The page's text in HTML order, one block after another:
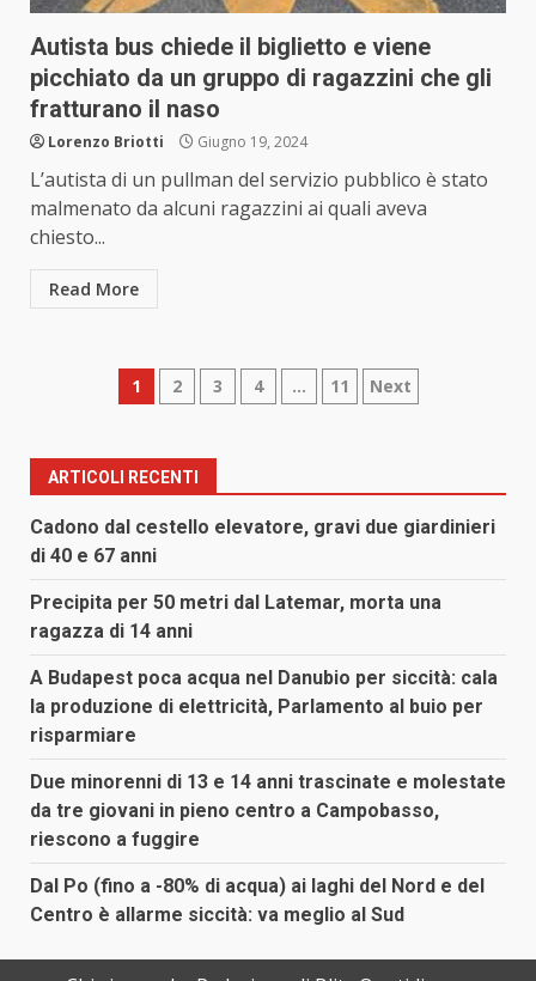
Autista bus chiede il biglietto e viene
picchiato da un gruppo di ragazzini che gli
fratturano il naso
Lorenzo Briotti Giugno 19, 2024
L’autista di un pullman del servizio pubblico è stato
malmenato da alcuni ragazzini ai quali aveva
chiesto...
Read More
Paginazione
articoli
1 2 3 4 … 11 Next
ARTICOLI RECENTI
Cadono dal cestello elevatore, gravi due giardinieri
di 40 e 67 anni
Precipita per 50 metri dal Latemar, morta una
ragazza di 14 anni
A Budapest poca acqua nel Danubio per siccità: cala
la produzione di elettricità, Parlamento al buio per
risparmiare
Due minorenni di 13 e 14 anni trascinate e molestate
da tre giovani in pieno centro a Campobasso,
riescono a fuggire
Dal Po (fino a -80% di acqua) ai laghi del Nord e del
Centro è allarme siccità: va meglio al Sud